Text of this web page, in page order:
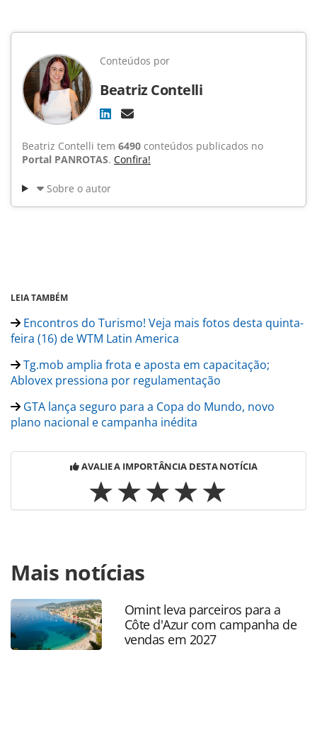
Conteúdos por
Beatriz Contelli
Beatriz Contelli tem 6490 conteúdos publicados no
Portal PANROTAS. Confira!
Sobre o autor
LEIA TAMBÉM
Encontros do Turismo! Veja mais fotos desta quinta-
feira (16) de WTM Latin America
Tg.mob amplia frota e aposta em capacitação;
Ablovex pressiona por regulamentação
GTA lança seguro para a Copa do Mundo, novo
plano nacional e campanha inédita
AVALIE A IMPORTÂNCIA DESTA NOTÍCIA
https://www.panrotas.com.br/gente/eventos/2026/04/
dia-de-wtm-latin-america-2026-segue-com-corredores-
movimentados-veja-mais-fotos_227755.html ou as
ferramentas oferecidas na página. Todo o conteúdo
produzido pela PANROTAS Editora é protegido pela
legislação brasileira sobre direito autoral. Não reproduza o
Mais notícias
Omint leva parceiros para a
Côte d'Azur com campanha de
vendas em 2027